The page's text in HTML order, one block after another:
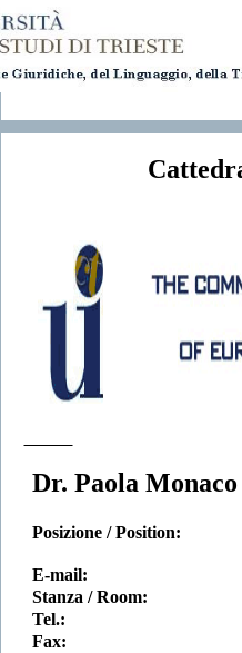
Dr. Paola Monaco
Posizione / Position:
E-mail:
Stanza / Room:
Tel.:
Fax: